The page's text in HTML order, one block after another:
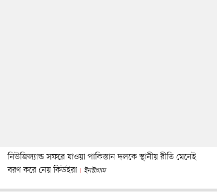
নিউজিল্যান্ড সফরে যাওয়া পাকিস্তান দলকে স্থানীয় রীতি মেনেই
বরণ করে নেয় কিউইরা
ইনস্টাগ্রাম